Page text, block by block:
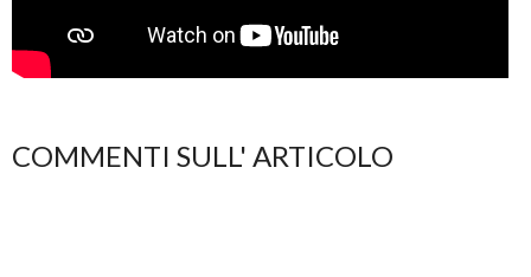
COMMENTI SULL' ARTICOLO